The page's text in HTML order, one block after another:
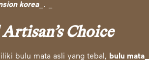
korea_. _
Choice
bulu mata asli yang tebal, bulu